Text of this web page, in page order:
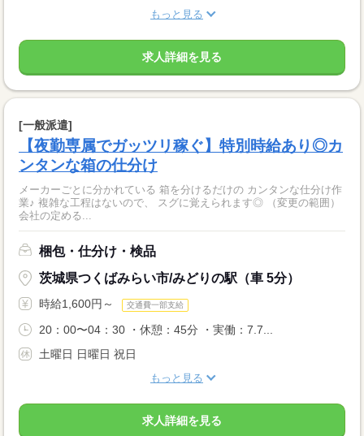
もっと見る
求人詳細を見る
[一般派遣]
【夜勤専属でガッツリ稼ぐ】特別時給あり◎カ
ンタンな箱の仕分け
メーカーごとに分かれている 箱を分けるだけの カンタンな仕分け作
業♪ 複雑な工程はないので、 スグに覚えられます◎ （変更の範囲）
会社の定める...
梱包・仕分け・検品
茨城県つくばみらい市/みどりの駅（車 5分）
時給1,600円～ 交通費一部支給
20：00〜04：30 ・休憩：45分 ・実働：7.7...
土曜日 日曜日 祝日
もっと見る
求人詳細を見る